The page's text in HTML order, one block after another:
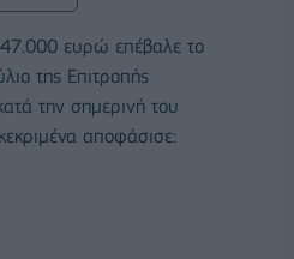
ευρώ επέβαλε το
της Επιτροπής
την σημερινή του
αποφάσισε: